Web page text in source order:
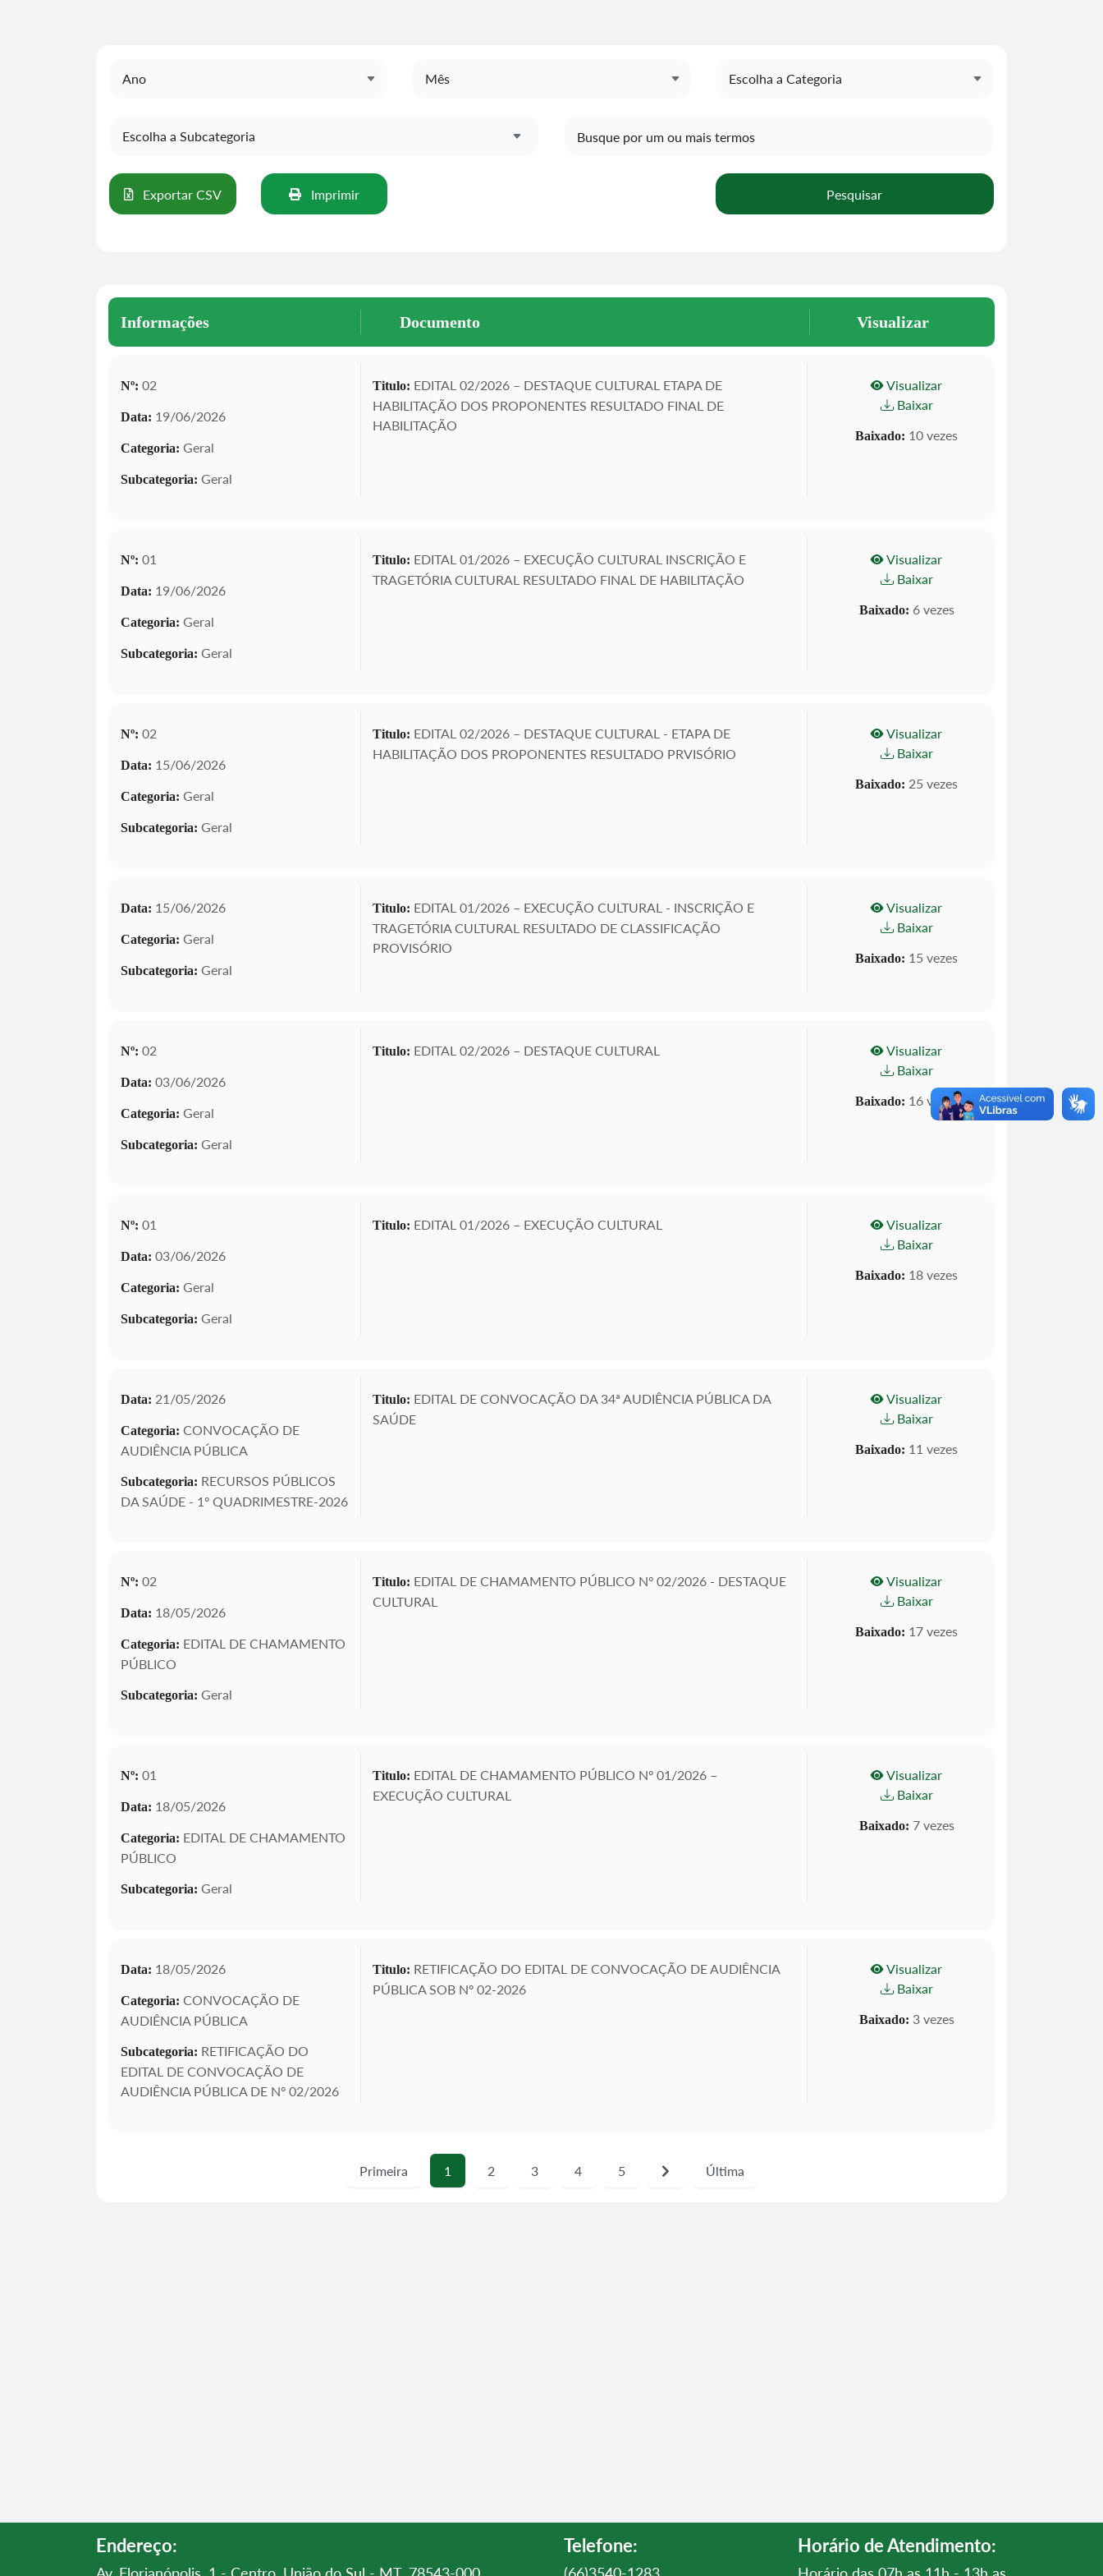
Exportar CSV Imprimir Pesquisar
Informações Documento Visualizar
Nº: 02
Data: 19/06/2026
Categoria: Geral
Subcategoria: Geral
Titulo: EDITAL 02/2026 – DESTAQUE CULTURAL ETAPA DE
HABILITAÇÃO DOS PROPONENTES RESULTADO FINAL DE
HABILITAÇÃO
Visualizar
Baixar
Baixado: 10 vezes
Nº: 01
Data: 19/06/2026
Categoria: Geral
Subcategoria: Geral
Titulo: EDITAL 01/2026 – EXECUÇÃO CULTURAL INSCRIÇÃO E
TRAGETÓRIA CULTURAL RESULTADO FINAL DE HABILITAÇÃO
Visualizar
Baixar
Baixado: 6 vezes
Nº: 02
Data: 15/06/2026
Categoria: Geral
Subcategoria: Geral
Titulo: EDITAL 02/2026 – DESTAQUE CULTURAL - ETAPA DE
HABILITAÇÃO DOS PROPONENTES RESULTADO PRVISÓRIO
Visualizar
Baixar
Baixado: 25 vezes
Data: 15/06/2026
Categoria: Geral
Subcategoria: Geral
Titulo: EDITAL 01/2026 – EXECUÇÃO CULTURAL - INSCRIÇÃO E
TRAGETÓRIA CULTURAL RESULTADO DE CLASSIFICAÇÃO
PROVISÓRIO
Visualizar
Baixar
Baixado: 15 vezes
Nº: 02
Data: 03/06/2026
Categoria: Geral
Subcategoria: Geral
Titulo: EDITAL 02/2026 – DESTAQUE CULTURAL
Visualizar
Baixar
Baixado: 16 vezes
Nº: 01
Data: 03/06/2026
Categoria: Geral
Subcategoria: Geral
Titulo: EDITAL 01/2026 – EXECUÇÃO CULTURAL
Visualizar
Baixar
Baixado: 18 vezes
Data: 21/05/2026
Categoria: CONVOCAÇÃO DE
AUDIÊNCIA PÚBLICA
Subcategoria: RECURSOS PÚBLICOS
DA SAÚDE - 1º QUADRIMESTRE-2026
Titulo: EDITAL DE CONVOCAÇÃO DA 34ª AUDIÊNCIA PÚBLICA DA
SAÚDE
Visualizar
Baixar
Baixado: 11 vezes
Nº: 02
Data: 18/05/2026
Categoria: EDITAL DE CHAMAMENTO
PÚBLICO
Subcategoria: Geral
Titulo: EDITAL DE CHAMAMENTO PÚBLICO Nº 02/2026 - DESTAQUE
CULTURAL
Visualizar
Baixar
Baixado: 17 vezes
Nº: 01
Data: 18/05/2026
Categoria: EDITAL DE CHAMAMENTO
PÚBLICO
Subcategoria: Geral
Titulo: EDITAL DE CHAMAMENTO PÚBLICO Nº 01/2026 –
EXECUÇÃO CULTURAL
Visualizar
Baixar
Baixado: 7 vezes
Data: 18/05/2026
Categoria: CONVOCAÇÃO DE
AUDIÊNCIA PÚBLICA
Subcategoria: RETIFICAÇÃO DO
EDITAL DE CONVOCAÇÃO DE
AUDIÊNCIA PÚBLICA DE Nº 02/2026
Titulo: RETIFICAÇÃO DO EDITAL DE CONVOCAÇÃO DE AUDIÊNCIA
PÚBLICA SOB Nº 02-2026
Visualizar
Baixar
Baixado: 3 vezes
Primeira 1 2 3 4 5 Última
Endereço: Telefone: Horário de Atendimento: